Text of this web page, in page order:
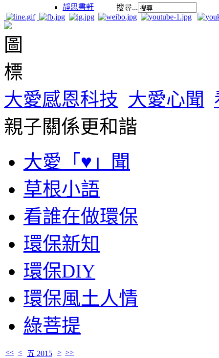
靜思書軒
搜尋...
大愛感恩科技 大愛心聞
親子關係更和諧
大愛「♥」聞
草根小語
看誰在做環保
環保新知
環保DIY
環保風土人情
綠菩提
<< < 五 2015 > >>